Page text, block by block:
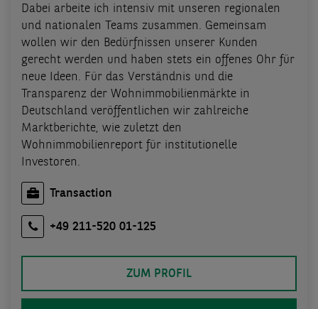
Dabei arbeite ich intensiv mit unseren regionalen
und nationalen Teams zusammen. Gemeinsam
wollen wir den Bedürfnissen unserer Kunden
gerecht werden und haben stets ein offenes Ohr für
neue Ideen. Für das Verständnis und die
Transparenz der Wohnimmobilienmärkte in
Deutschland veröffentlichen wir zahlreiche
Marktberichte, wie zuletzt den
Wohnimmobilienreport für institutionelle
Investoren.
Transaction
+49 211-520 01-125
ZUM PROFIL